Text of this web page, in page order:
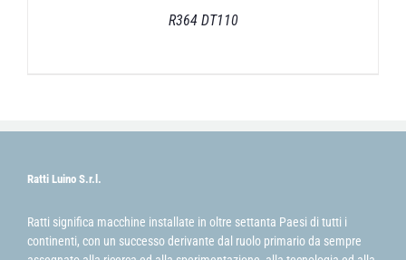
R364 DT110
Ratti Luino S.r.l.
Ratti significa macchine installate in oltre settanta Paesi di tutti i
continenti, con un successo derivante dal ruolo primario da sempre